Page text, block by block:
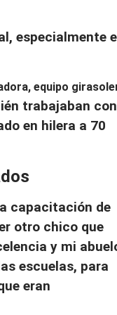
especialmente
equipo
trabajaban con
en hilera a 70
capacitación de
otro chico que
y mi
escuelas, para
eran